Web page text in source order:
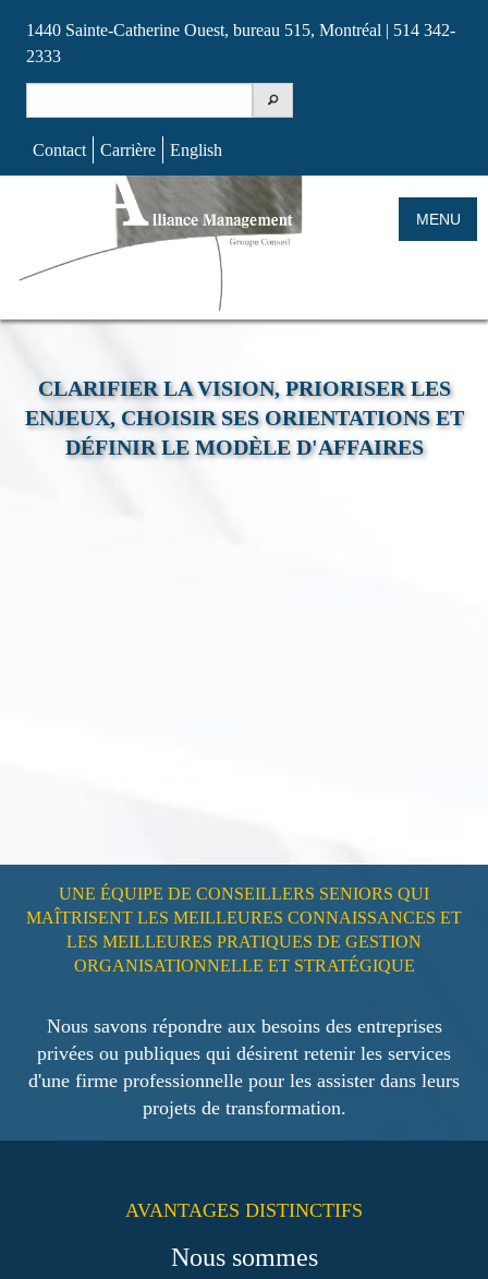
1440 Sainte-Catherine Ouest, bureau 515, Montréal | 514 342-
2333
for:
Contact Carrière
English
MENU
CLARIFIER LA VISION, PRIORISER LES
ENJEUX, CHOISIR SES ORIENTATIONS ET
DÉFINIR LE MODÈLE D'AFFAIRES
UNE ÉQUIPE DE CONSEILLERS SENIORS QUI
MAÎTRISENT LES MEILLEURES CONNAISSANCES ET
LES MEILLEURES PRATIQUES DE GESTION
ORGANISATIONNELLE ET STRATÉGIQUE
Nous savons répondre aux besoins des entreprises
privées ou publiques qui désirent retenir les services
d'une firme professionnelle pour les assister dans leurs
projets de transformation.
AVANTAGES DISTINCTIFS
Nous sommes